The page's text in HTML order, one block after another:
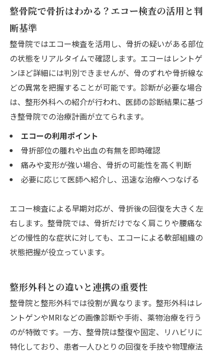
整骨院で骨折はわかる？エコー検査の活用と判
断基準
整骨院ではエコー検査を活用し、骨折の疑いがある部位
の状態をリアルタイムで確認します。エコーはレントゲ
ンほど詳細には判別できませんが、骨のずれや骨折線な
どの異常を把握することが可能です。診断が必要な場合
は、整形外科への紹介が行われ、医師の診断結果に基づ
き整骨院での治療計画が立てられます。
エコーの利用ポイント
骨折部位の腫れや出血の有無を即時確認
痛みや変形が強い場合、骨折の可能性を高く判断
必要に応じて医師へ紹介し、迅速な治療へつなげる
エコー検査による早期対応が、骨折後の回復を大きく左
右します。整骨院では、骨折だけでなく肩こりや腰痛な
どの慢性的な症状に対しても、エコーによる軟部組織の
状態把握が役立っています。
整形外科との違いと連携の重要性
整骨院と整形外科では役割が異なります。整形外科はレ
ントゲンやMRIなどの画像診断や手術、薬物治療を行う
のが特徴です。一方、整骨院は整復や固定、リハビリに
特化しており、患者一人ひとりの回復を手技や物理療法